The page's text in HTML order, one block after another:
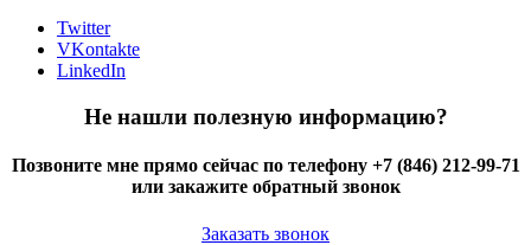
Twitter
VKontakte
LinkedIn
Не нашли полезную информацию?
Позвоните мне прямо сейчас по телефону +7 (846) 212-99-71
или закажите обратный звонок
Заказать звонок